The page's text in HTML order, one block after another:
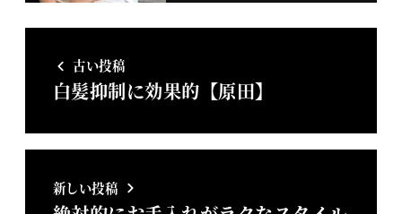
古い投稿
白髪抑制に効果的【原田】
新しい投稿